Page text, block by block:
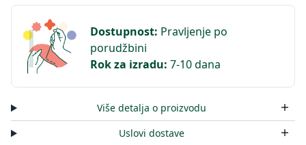
Dostupnost: Pravljenje po
porudžbini
Rok za izradu: 7-10 dana
Više detalja o proizvodu
Uslovi dostave